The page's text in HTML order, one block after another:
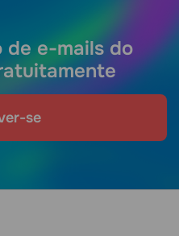
de e-mails do
se